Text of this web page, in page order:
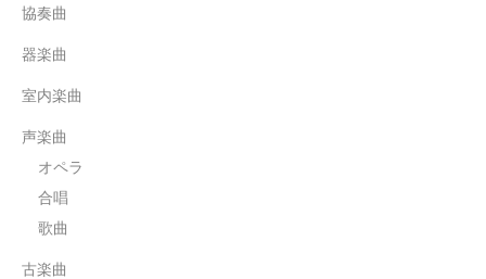
協奏曲
器楽曲
室内楽曲
声楽曲
オペラ
合唱
歌曲
古楽曲